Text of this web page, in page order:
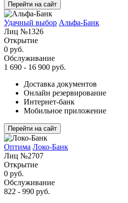
Перейти на сайт
Удачный выбор Альфа-Банк
Лиц №1326
Открытие
0 руб.
Обслуживание
1 690 - 16 900 руб.
Доставка документов
Онлайн резервирование
Интернет-банк
Мобильное приложение
Перейти на сайт
Оптима Локо-Банк
Лиц №2707
Открытие
0 руб.
Обслуживание
822 - 990 руб.